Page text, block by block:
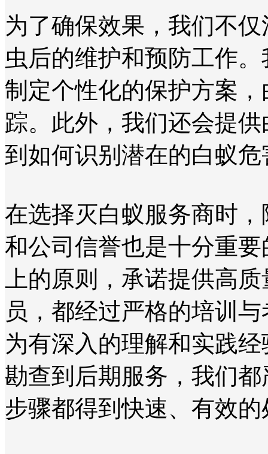
为了确保效果，我们不
虫后的维护和预防工作
制定个性化的保护方案
踪。此外，我们还会提
到如何识别潜在的白蚁
在选择灭白蚁服务商时
和公司信誉也是十分重
上的原则，承诺提供高
员，都经过严格的培训
为有深入的理解和实践
勘查到后期服务，我们
步骤都得到快速、有效的